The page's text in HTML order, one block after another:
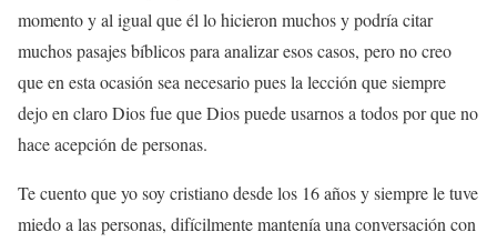
momento y al igual que él lo hicieron muchos y podría citar
muchos pasajes bíblicos para analizar esos casos, pero no creo
que en esta ocasión sea necesario pues la lección que siempre
dejo en claro Dios fue que Dios puede usarnos a todos por que no
hace acepción de personas.
Te cuento que yo soy cristiano desde los 16 años y siempre le tuve
miedo a las personas, difícilmente mantenía una conversación con